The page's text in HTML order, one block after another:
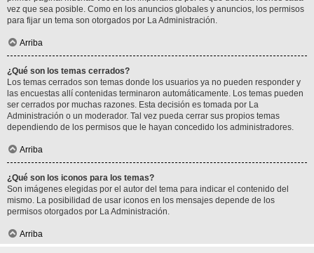
vez que sea posible. Como en los anuncios globales y anuncios, los permisos
para fijar un tema son otorgados por La Administración.
Arriba
¿Qué son los temas cerrados?
Los temas cerrados son temas donde los usuarios ya no pueden responder y
las encuestas allí contenidas terminaron automáticamente. Los temas pueden
ser cerrados por muchas razones. Esta decisión es tomada por La
Administración o un moderador. Tal vez pueda cerrar sus propios temas
dependiendo de los permisos que le hayan concedido los administradores.
Arriba
¿Qué son los iconos para los temas?
Son imágenes elegidas por el autor del tema para indicar el contenido del
mismo. La posibilidad de usar iconos en los mensajes depende de los
permisos otorgados por La Administración.
Arriba